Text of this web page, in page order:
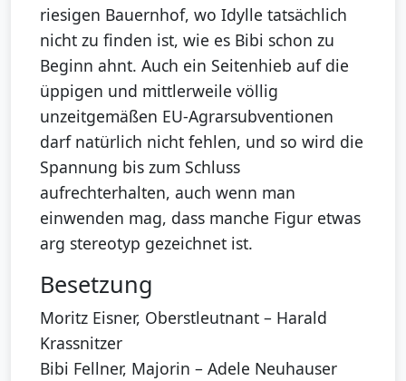
riesigen Bauernhof, wo Idylle tatsächlich
nicht zu finden ist, wie es Bibi schon zu
Beginn ahnt. Auch ein Seitenhieb auf die
üppigen und mittlerweile völlig
unzeitgemäßen EU-Agrarsubventionen
darf natürlich nicht fehlen, und so wird die
Spannung bis zum Schluss
aufrechterhalten, auch wenn man
einwenden mag, dass manche Figur etwas
arg stereotyp gezeichnet ist.
Besetzung
Moritz Eisner, Oberstleutnant – Harald
Krassnitzer
Bibi Fellner, Majorin – Adele Neuhauser